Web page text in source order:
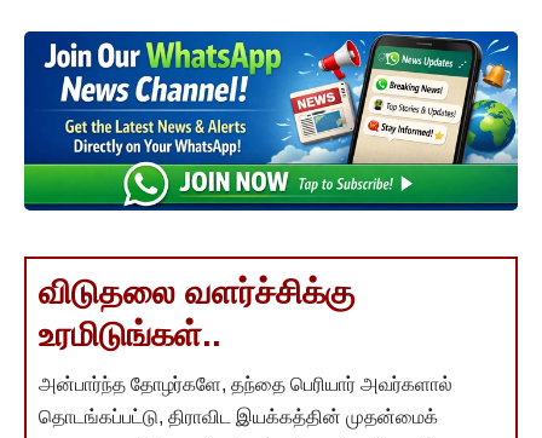
விடுதலை வளர்ச்சிக்கு
உரமிடுங்கள்..
அன்பார்ந்த தோழர்களே, தந்தை பெரியார் அவர்களால்
தொடங்கப்பட்டு, திராவிட இயக்கத்தின் முதன்மைக்